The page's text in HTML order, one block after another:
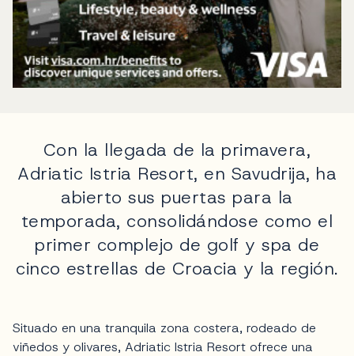
Con la llegada de la primavera,
Adriatic Istria Resort, en Savudrija, ha
abierto sus puertas para la
temporada, consolidándose como el
primer complejo de golf y spa de
cinco estrellas de Croacia y la región.
Situado en una tranquila zona costera, rodeado de
viñedos y olivares, Adriatic Istria Resort ofrece una